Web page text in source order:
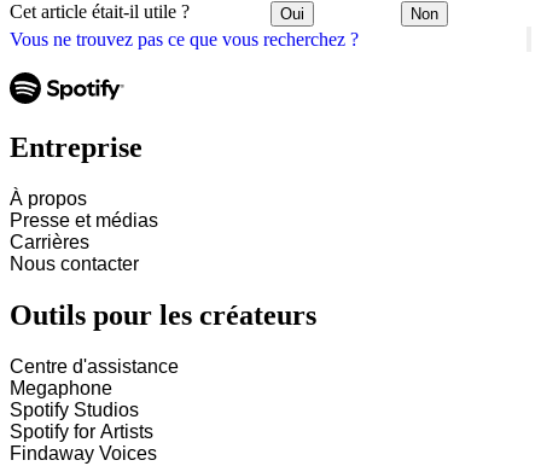
Vous ne trouvez pas ce que vous recherchez ?
Cet article était-il utile ? Oui Non
Entreprise
À propos
Presse et médias
Carrières
Nous contacter
Outils pour les créateurs
Centre d'assistance
Megaphone
Spotify Studios
Spotify for Artists
Findaway Voices